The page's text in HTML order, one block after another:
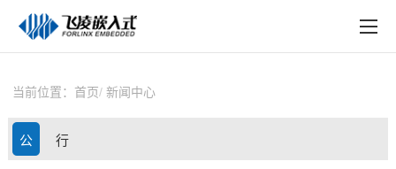
技术与支持
在线购买
当前位置： 首页 新闻中心
公 行